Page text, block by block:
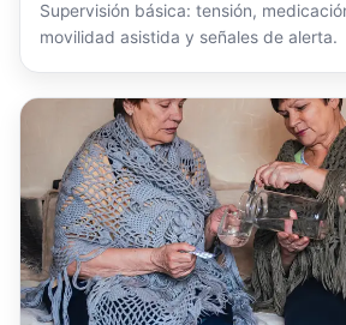
Supervisión básica: tensión,
movilidad asistida y señales de alerta.